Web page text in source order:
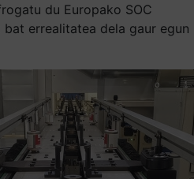
du Europako SOC
errealitatea dela gaur egun